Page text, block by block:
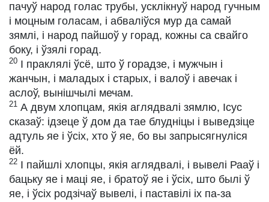
пачуў народ голас трубы, усклікнуў народ гучным
і моцным голасам, і абваліўся мур да самай
зямлі, і народ пайшоў у горад, кожны са свайго
боку, і ўзялі горад.
20 І праклялі ўсё, што ў горадзе, і мужчын і
жанчын, і маладых і старых, і валоў і авечак і
аслоў, вынішчылі мечам.
21 А двум хлопцам, якія аглядвалі зямлю, Ісус
сказаў: ідзеце ў дом да тае блудніцы і выведзіце
адтуль яе і ўсіх, хто ў яе, бо вы запрысягнуліся
ёй.
22 І пайшлі хлопцы, якія аглядвалі, і вывелі Рааў і
бацьку яе і маці яе, і братоў яе і ўсіх, што былі ў
яе, і ўсіх родзічаў вывелі, і паставілі іх па-за